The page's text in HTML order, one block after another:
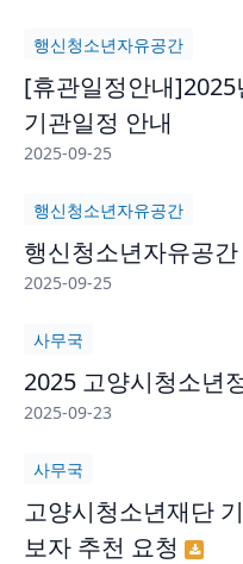
행신청소년자유공간
[휴관일정안내
기관일정 안내
2025-09-25
행신청소년자유공간
행신청소년자유공
2025-09-25
사무국
2025 고양시청소년
2025-09-23
사무국
고양시청소년재단
보자 추천 요청